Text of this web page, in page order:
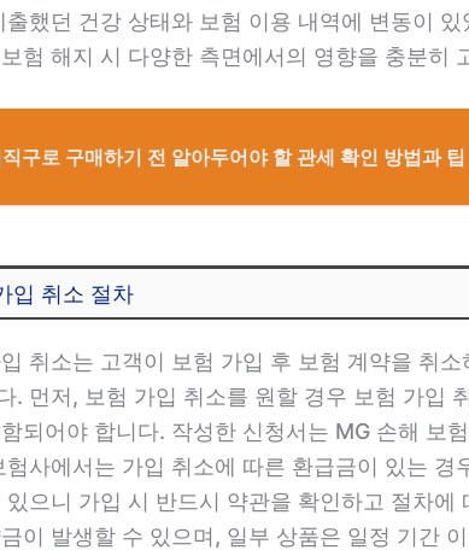
출했던 건강 상태와 보험 이용 내역에 변동이
험 해지 시 다양한 측면에서의 영향을 충분히
구로 구매하기 전 알아두어야 할 관세 확인 방법과 팁
입 취소 절차
취소는 고객이 보험 가입 후 보험 계약을 취
. 먼저, 보험 가입 취소를 원할 경우 보험 가입
되어야 합니다. 작성한 신청서는 MG 손해 보
험사에서는 가입 취소에 따른 환급금이 있는
있으니 가입 시 반드시 약관을 확인하고 절차
이 발생할 수 있으며, 일부 상품은 일정 기간